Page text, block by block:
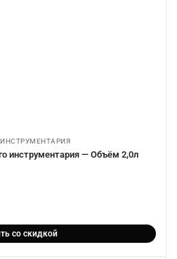
инструментария — Объём 2,0л
со скидкой